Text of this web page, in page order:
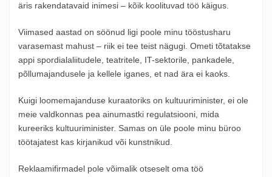
äris rakendatavaid inimesi – kõik koolituvad töö käigus.
Viimased aastad on söönud ligi poole minu tööstusharu
varasemast mahust – riik ei tee teist nägugi. Ometi tõtatakse
appi spordialaliitudele, teatritele, IT-sektorile, pankadele,
põllumajandusele ja kellele iganes, et nad ära ei kaoks.
Kuigi loomemajanduse kuraatoriks on kultuuriminister, ei ole
meie valdkonnas pea ainumastki regulatsiooni, mida
kureeriks kultuuriminister. Samas on üle poole minu büroo
töötajatest kas kirjanikud või kunstnikud.
Reklaamifirmadel pole võimalik otseselt oma töö